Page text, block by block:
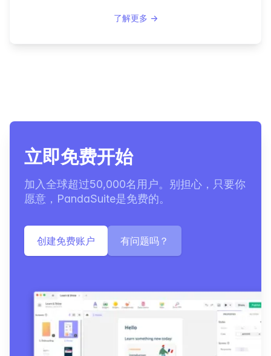
了解更多 →
立即免费开始
加入全球超过50,000名用户。别担心，只要你
愿意，PandaSuite是免费的。
创建免费账户 有问题吗？